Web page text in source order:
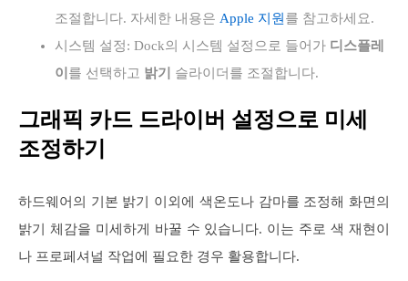
조절합니다. 자세한 내용은 Apple 지원를 참고하세요.
시스템 설정: Dock의 시스템 설정으로 들어가 디스플레
이 를 선택하고 밝기 슬라이더를 조절합니다.
그래픽 카드 드라이버 설정으로 미세
조정하기
하드웨어의 기본 밝기 이외에 색온도나 감마를 조정해 화면의
밝기 체감을 미세하게 바꿀 수 있습니다. 이는 주로 색 재현이
나 프로페셔널 작업에 필요한 경우 활용합니다.